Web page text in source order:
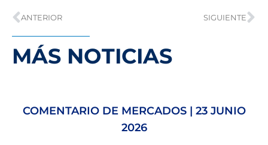
ANTERIOR SIGUIENTE
MÁS NOTICIAS
COMENTARIO DE MERCADOS | 23 JUNIO
2026